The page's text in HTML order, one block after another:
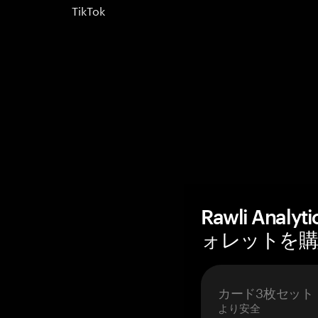
TikTok
Rawli
ォレットを
カード3枚セット
より安全